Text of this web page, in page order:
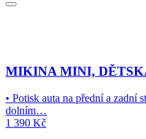
MIKINA MINI,
• Potisk auta na přední a
dolním…
1 390 Kč